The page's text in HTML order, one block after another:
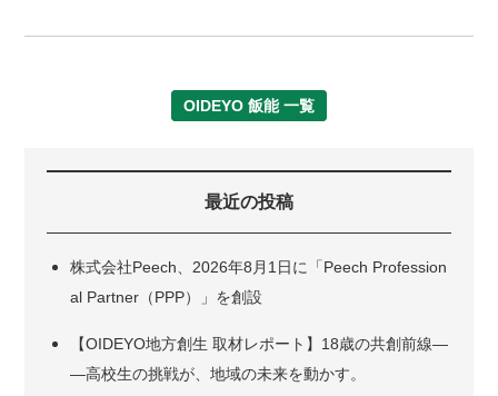
OIDEYO 飯能 一覧
最近の投稿
株式会社Peech、2026年8月1日に「Peech Profession
al Partner（PPP）」を創設
【OIDEYO地方創生 取材レポート】18歳の共創前線―
―高校生の挑戦が、地域の未来を動かす。